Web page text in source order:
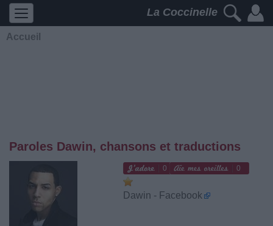
La Coccinelle
Accueil
Paroles Dawin, chansons et traductions
0 0
Dawin - Facebook